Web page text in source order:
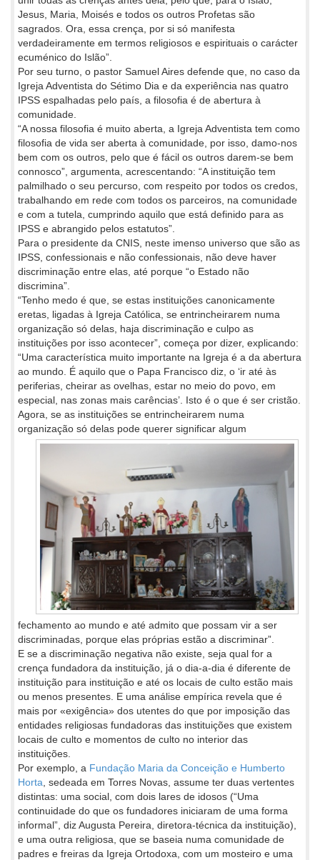
Jesus, Maria, Moisés e todos os outros Profetas são
sagrados. Ora, essa crença, por si só manifesta
verdadeiramente em termos religiosos e espirituais o carácter
ecuménico do Islão”.
Por seu turno, o pastor Samuel Aires defende que, no caso da
Igreja Adventista do Sétimo Dia e da experiência nas quatro
IPSS espalhadas pelo país, a filosofia é de abertura à
comunidade.
“A nossa filosofia é muito aberta, a Igreja Adventista tem como
filosofia de vida ser aberta à comunidade, por isso, damo-nos
bem com os outros, pelo que é fácil os outros darem-se bem
connosco”, argumenta, acrescentando: “A instituição tem
palmilhado o seu percurso, com respeito por todos os credos,
trabalhando em rede com todos os parceiros, na comunidade
e com a tutela, cumprindo aquilo que está definido para as
IPSS e abrangido pelos estatutos”.
Para o presidente da CNIS, neste imenso universo que são as
IPSS, confessionais e não confessionais, não deve haver
discriminação entre elas, até porque “o Estado não
discrimina”.
“Tenho medo é que, se estas instituições canonicamente
eretas, ligadas à Igreja Católica, se entrincheirarem numa
organização só delas, haja discriminação e culpo as
instituições por isso acontecer”, começa por dizer, explicando:
“Uma característica muito importante na Igreja é a da abertura
ao mundo. É aquilo que o Papa Francisco diz, o ‘ir até às
periferias, cheirar as ovelhas, estar no meio do povo, em
especial, nas zonas mais carências’. Isto é o que é ser cristão.
Agora, se as instituições se entrincheirarem numa
organização só delas pode querer significar algum
fechamento ao mundo e até admito que possam vir a ser
discriminadas, porque elas próprias estão a discriminar”.
E se a discriminação negativa não existe, seja qual for a
crença fundadora da instituição, já o dia-a-dia é diferente de
instituição para instituição e até os locais de culto estão mais
ou menos presentes. E uma análise empírica revela que é
mais por «exigência» dos utentes do que por imposição das
entidades religiosas fundadoras das instituições que existem
locais de culto e momentos de culto no interior das
instituições.
Por exemplo, a Fundação Maria da Conceição e Humberto
Horta , sedeada em Torres Novas, assume ter duas vertentes
distintas: uma social, com dois lares de idosos (“Uma
continuidade do que os fundadores iniciaram de uma forma
informal”, diz Augusta Pereira, diretora-técnica da instituição),
e uma outra religiosa, que se baseia numa comunidade de
padres e freiras da Igreja Ortodoxa, com um mosteiro e uma